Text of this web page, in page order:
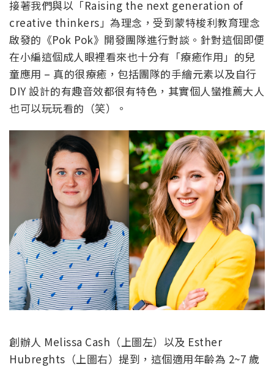
接著我們與以「Raising the next generation of
creative thinkers」為理念，受到蒙特梭利教育理念
啟發的《Pok Pok》開發團隊進行對談。針對這個即便
在小編這個成人眼裡看來也十分有「療癒作用」的兒
童應用 – 真的很療癒，包括團隊的手繪元素以及自行
DIY 設計的有趣音效都很有特色，其實個人蠻推薦大人
也可以玩玩看的（笑）。
創辦人 Melissa Cash（上圖左）以及 Esther
Hubreghts（上圖右）提到，這個適用年齡為 2~7 歲